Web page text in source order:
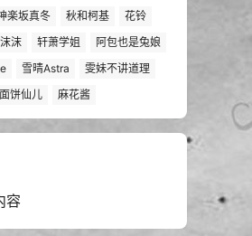
楽坂真冬 秋和柯基
花铃
沫 轩萧学姐
阿包也是兔娘
雪晴Astra
雯妹不讲道理
面饼仙儿 麻花酱
容